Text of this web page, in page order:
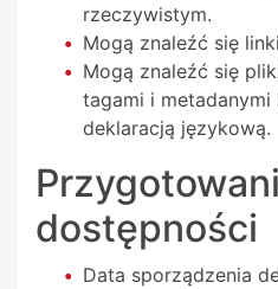
rzeczywistym.
Mogą znaleźć się
Mogą znaleźć się
tagami i
deklaracją językową.
dostępności
Data sporządzenia